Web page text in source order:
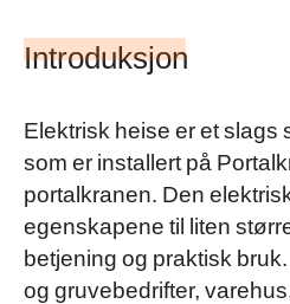
Introduksjon
Elektrisk heise er et slags
som er installert på
portalkranen. Den
egenskapene til liten
betjening og praktisk
og gruvebedrifter,